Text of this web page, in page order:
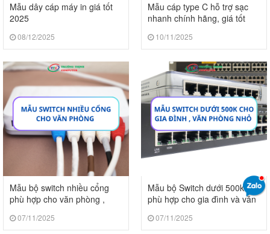
Mẫu dây cáp máy in giá tốt
2025
08/12/2025
Mẫu cáp type C hỗ trợ sạc
nhanh chính hãng, giá tốt
10/11/2025
Mẫu bộ switch nhiều cổng
phù hợp cho văn phòng ,
07/11/2025
Mẫu bộ Switch dưới 500k
phù hợp cho gia đình và văn
07/11/2025